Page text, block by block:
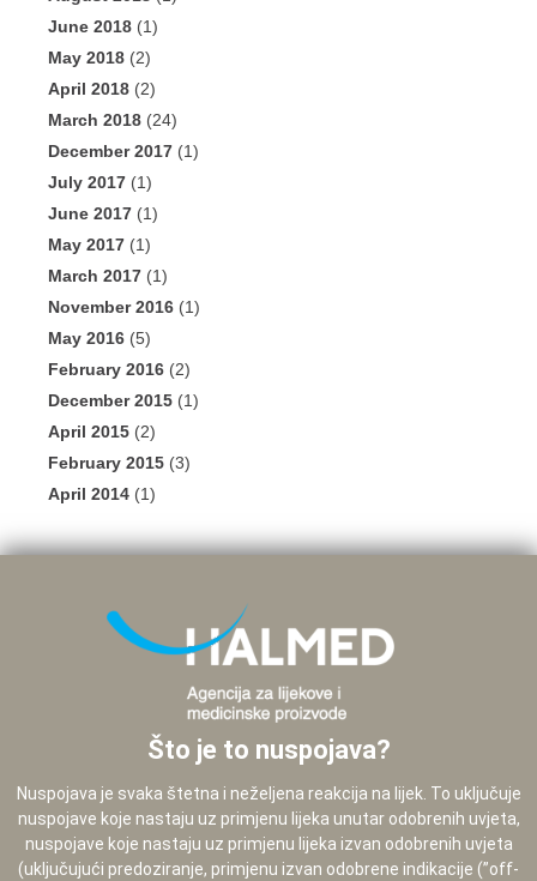
June 2018 (1)
May 2018 (2)
April 2018 (2)
March 2018 (24)
December 2017 (1)
July 2017 (1)
June 2017 (1)
May 2017 (1)
March 2017 (1)
November 2016 (1)
May 2016 (5)
February 2016 (2)
December 2015 (1)
April 2015 (2)
February 2015 (3)
April 2014 (1)
Što je to nuspojava?
Nuspojava je svaka štetna i neželjena reakcija na lijek. To uključuje
nuspojave koje nastaju uz primjenu lijeka unutar odobrenih uvjeta,
nuspojave koje nastaju uz primjenu lijeka izvan odobrenih uvjeta
(uključujući predoziranje, primjenu izvan odobrene indikacije (”off-